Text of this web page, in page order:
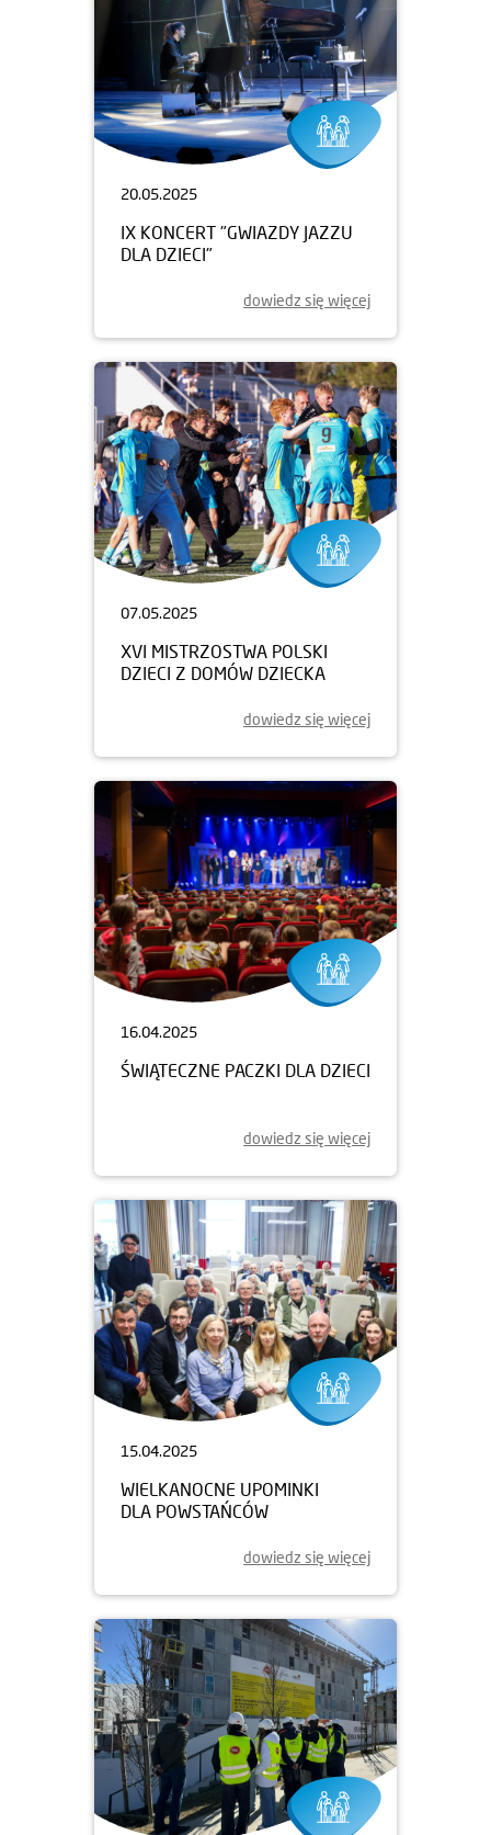
20.05.2025
IX KONCERT "GWIAZDY JAZZU
DLA DZIECI"
dowiedz się więcej
07.05.2025
XVI MISTRZOSTWA POLSKI
DZIECI Z DOMÓW DZIECKA
dowiedz się więcej
16.04.2025
ŚWIĄTECZNE PACZKI DLA DZIECI
dowiedz się więcej
15.04.2025
WIELKANOCNE UPOMINKI
DLA POWSTAŃCÓW
dowiedz się więcej